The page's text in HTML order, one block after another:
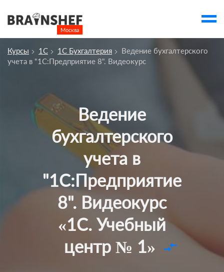
Москва
Посмотреть по России
Контакты
Курсы 1С 1С Бухгалтерия
Ведение бухгалтерского
учета в "1С:Предприятие 8". Видеокурс
Ведение
бухгалтерского
учета в
"1С:Предприятие
8". Видеокурс
«1С. Учебный
центр № 1» compare_arrows